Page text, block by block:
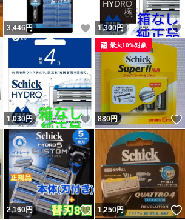
いいね！
3,446 円 いいね！
1,300円
いいね！
1,030円 いいね！
880円
最大10%対象
いいね！
2,160円 いいね！
1,250円